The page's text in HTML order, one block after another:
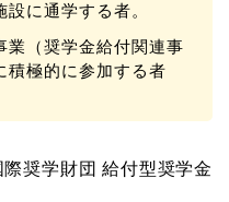
に通学する者。
業（奨学金給付関連事
積極的に参加する者
際奨学財団 給付型奨学金